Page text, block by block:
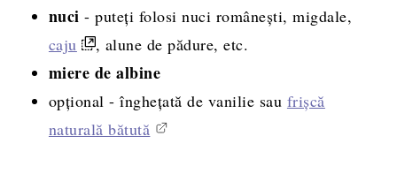
nuci - puteți folosi nuci românești, migdale,
caju
, alune de pădure, etc.
miere de albine
opțional - înghețată de vanilie sau frișcă
naturală bătută